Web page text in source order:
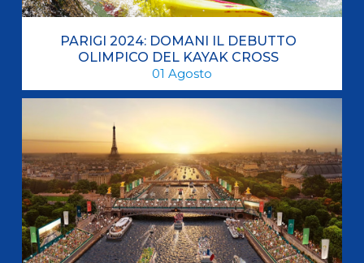
PARIGI 2024: DOMANI IL DEBUTTO
OLIMPICO DEL KAYAK CROSS
01 Agosto